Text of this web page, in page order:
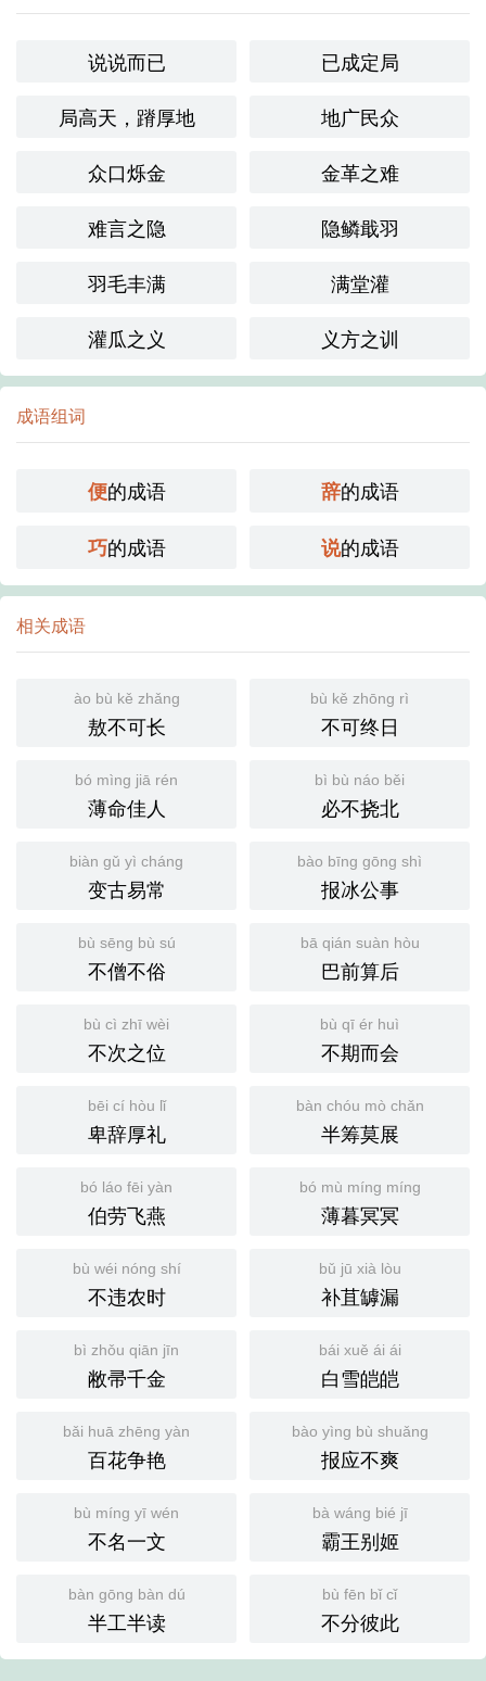
说说而已
已成定局
局高天，蹐厚地
地广民众
众口烁金
金革之难
难言之隐
隐鳞戢羽
羽毛丰满
满堂灌
灌瓜之义
义方之训
成语组词
便的成语 辞的成语
巧的成语 说的成语
相关成语
ào bù kě zhǎng
敖不可长
bù kě zhōng rì
不可终日
bó mìng jiā rén
薄命佳人
bì bù náo běi
必不挠北
biàn gǔ yì cháng
变古易常
bào bīng gōng shì
报冰公事
bù sēng bù sú
不僧不俗
bā qián suàn hòu
巴前算后
bù cì zhī wèi
不次之位
bù qī ér huì
不期而会
bēi cí hòu lǐ
卑辞厚礼
bàn chóu mò chǎn
半筹莫展
bó láo fēi yàn
伯劳飞燕
bó mù míng míng
薄暮冥冥
bù wéi nóng shí
不违农时
bǔ jū xià lòu
补苴罅漏
bì zhǒu qiān jīn
敝帚千金
bái xuě ái ái
白雪皑皑
bǎi huā zhēng yàn
百花争艳
bào yìng bù shuǎng
报应不爽
bù míng yī wén
不名一文
bà wáng bié jī
霸王别姬
bàn gōng bàn dú
半工半读
bù fēn bǐ cǐ
不分彼此